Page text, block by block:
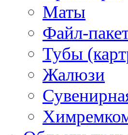
Маты
Файл-
Тубы
Жалюзи